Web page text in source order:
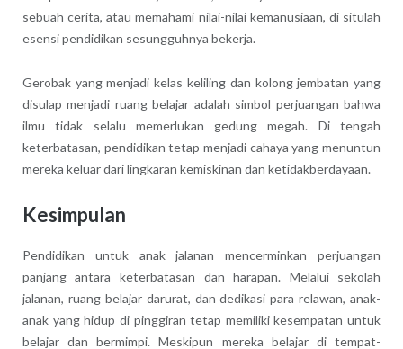
sebuah cerita, atau memahami nilai-nilai kemanusiaan, di situlah
esensi pendidikan sesungguhnya bekerja.
Gerobak yang menjadi kelas keliling dan kolong jembatan yang
disulap menjadi ruang belajar adalah simbol perjuangan bahwa
ilmu tidak selalu memerlukan gedung megah. Di tengah
keterbatasan, pendidikan tetap menjadi cahaya yang menuntun
mereka keluar dari lingkaran kemiskinan dan ketidakberdayaan.
Kesimpulan
Pendidikan untuk anak jalanan mencerminkan perjuangan
panjang antara keterbatasan dan harapan. Melalui sekolah
jalanan, ruang belajar darurat, dan dedikasi para relawan, anak-
anak yang hidup di pinggiran tetap memiliki kesempatan untuk
belajar dan bermimpi. Meskipun mereka belajar di tempat-